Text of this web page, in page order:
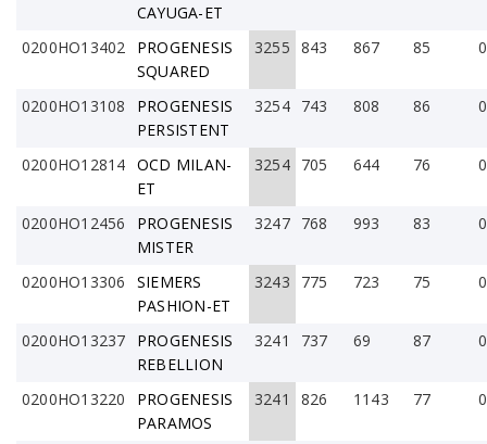
CAYUGA-ET
0200HO13402
PROGENESIS
SQUARED
3255 843 867 85
0200HO13108
PROGENESIS
PERSISTENT
3254 743 808 86
0200HO12814 OCD MILAN-
ET
3254 705 644 76
0200HO12456
PROGENESIS
MISTER
3247 768 993 83
0200HO13306
SIEMERS
PASHION-ET
3243 775 723 75
0200HO13237
PROGENESIS
REBELLION
3241 737 69 87
0200HO13220
PROGENESIS
PARAMOS
3241 826 1143 77